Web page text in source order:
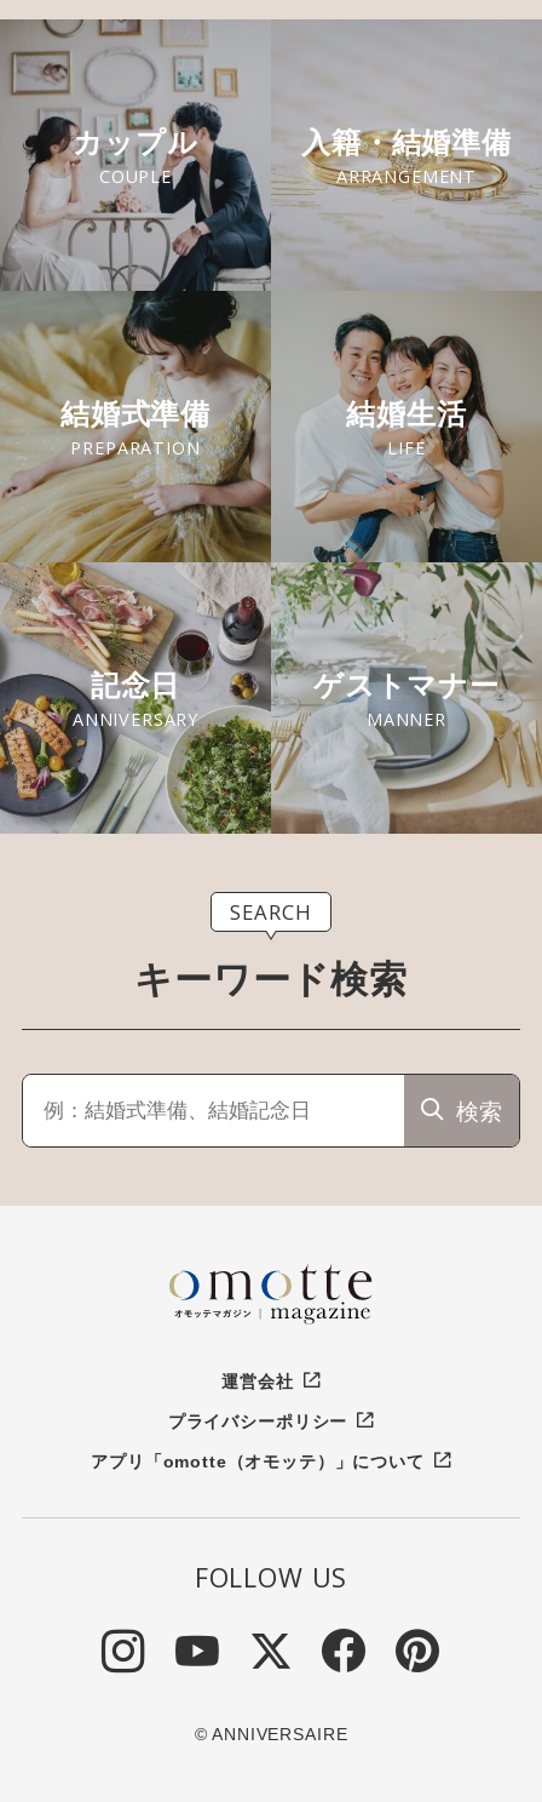
カップル
COUPLE
入籍・結婚準備
ARRANGEMENT
結婚式準備
PREPARATION
結婚生活
LIFE
記念日
ANNIVERSARY
ゲストマナー
MANNER
SEARCH
キーワード検索
検索
運営会社
プライバシーポリシー
アプリ「omotte（オモッテ）」について
FOLLOW US
© ANNIVERSAIRE